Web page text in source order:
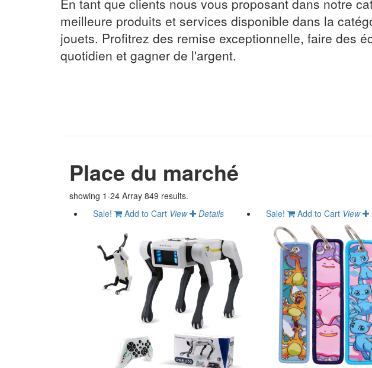
En tant que clients nous vous proposant dans notre
meilleure produits et services disponible dans la
jouets. Profitrez des remise exceptionnelle, faire des
quotidien et gagner de l'argent.
Place du marché
showing 1-24 Array 849 results.
Sale!
Add to Cart View Details Sale! Add to Cart View